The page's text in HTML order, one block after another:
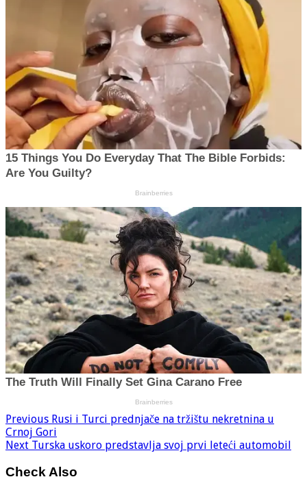
Previous Rusi i Turci prednjače na tržištu nekretnina u
Crnoj Gori
Next Turska uskoro predstavlja svoj prvi leteći automobil
Check Also